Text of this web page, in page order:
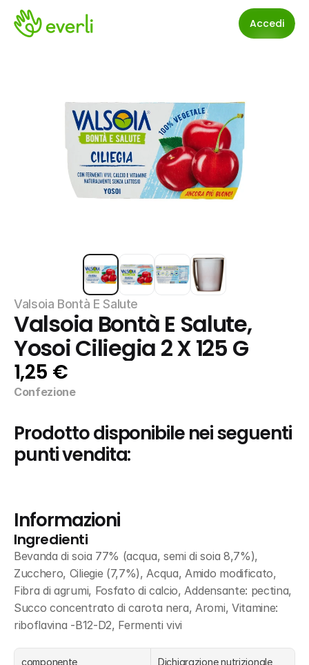
Accedi
Valsoia Bontà E Salute
Valsoia Bontà E Salute,
Yosoi Ciliegia 2 X 125 G
1,25 €
Confezione
Prodotto disponibile nei seguenti
punti vendita:
Informazioni
Ingredienti
Bevanda di soia 77% (acqua, semi di soia 8,7%),
Zucchero, Ciliegie (7,7%), Acqua, Amido modificato,
Fibra di agrumi, Fosfato di calcio, Addensante: pectina,
Succo concentrato di carota nera, Aromi, Vitamine:
riboflavina -B12-D2, Fermenti vivi
componente
Dichiarazione nutrizionale